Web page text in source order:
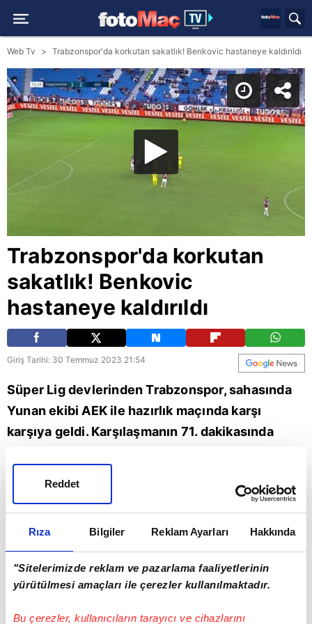
Rıza Bilgiler Reklam Ayarları Hakkında
"Sitelerimizde reklam ve pazarlama faaliyetlerinin
yürütülmesi amaçları ile çerezler kullanılmaktadır.
Bu çerezler, kullanıcıların tarayıcı ve cihazlarını
Reddet
Web Tv Trabzonspor'da korkutan sakatlık! Benkovic hastaneye kaldırıldı
Trabzonspor'da korkutan
sakatlık! Benkovic
hastaneye kaldırıldı
Giriş Tarihi: 30 Temmuz 2023 21:54
Süper Lig devlerinden Trabzonspor, sahasında
Yunan ekibi AEK ile hazırlık maçında karşı
karşıya geldi. Karşılaşmanın 71. dakikasında
Pozisyondan sonra Hırvat oyuncu burnunda
kırık ve elmacık kemiğinde ezilme şüphesi
nedeniyle hastaneye kaldırıldı. İşte o anlar...
AEK Trabzonspor